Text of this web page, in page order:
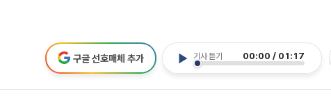
기사 듣기 00:00 / 01:17
구글 선호매체 추가